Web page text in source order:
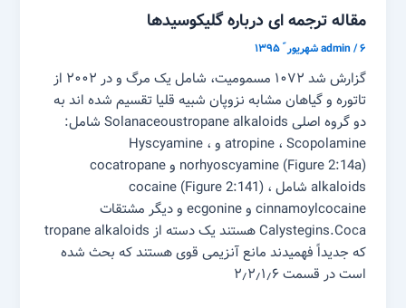
مقاله ترجمه ای درباره گلیکوسیدها
admin/۶ شهریور ّ ۱۳۹۵
گزارش شد ۱۰۷۲ مسمومیت، شامل یک مرگ و در ۲۰۰۲ از
تاتوره و گیاهان مشابه نزوپان شبیه قلیا تقسیم شده اند به
دو گروه اصلی Solanaceoustropane alkaloids شامل:
atropine ، Scopolamine و Hyscyamine ،
norhyoscyamine (Figure 2:14a) و cocatropane
alkaloids شامل cocaine (Figure 2:141) ،
cinnamoylcocaine و ecgonine و دیگر مشتقات
Calystegins.Coca هستند یک دسته از tropane alkaloids
که جدیداً فهمیدند مانع آنزیمی قوی هستند که بحث شده
است در قسمت ۲٫۲٫۱٫۶